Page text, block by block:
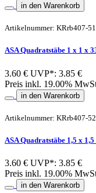
in den Warenkorb
Artikelnummer: KRrb407-
ASA Quadratstäbe 1 x 1 x
3.60 € UVP*: 3.85 €
Preis inkl. 19.00%
in den Warenkorb
Artikelnummer: KRrb407-
ASA Quadratstäbe 1,5 x
3.60 € UVP*: 3.85 €
Preis inkl. 19.00%
in den Warenkorb